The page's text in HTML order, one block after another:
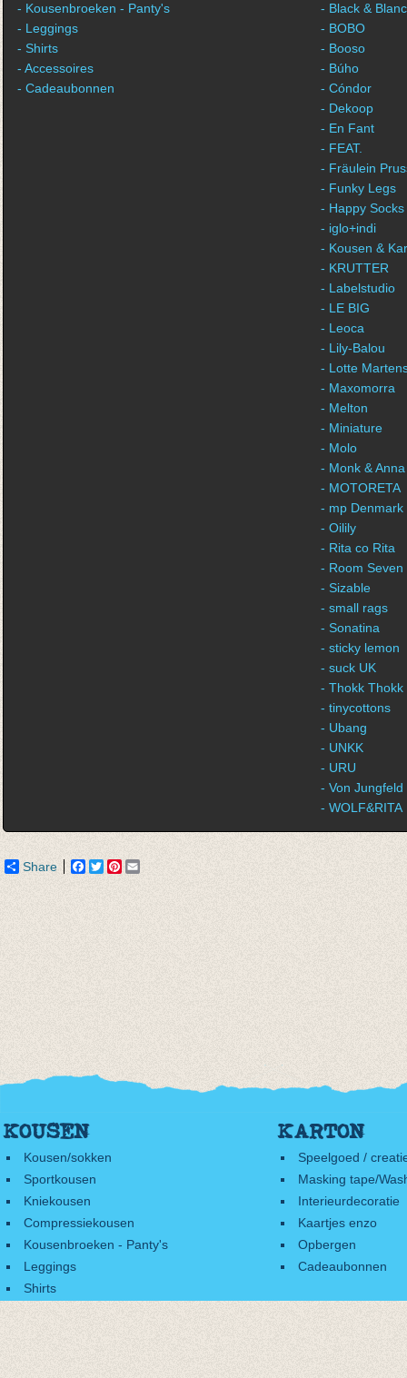
- Kousenbroeken - Panty's
- Leggings
- Shirts
- Accessoires
- Cadeaubonnen
- Black &
- BOBO
- Booso
- Búho
- Cóndor
- Dekoop
- En Fant
- FEAT.
- Fräulein
- Funky Legs
- Happy Socks
- iglo+indi
- Kousen &
- KRUTTER
- Labelstudio
- LE BIG
- Leoca
- Lily-Balou
- Lotte
- Maxomorra
- Melton
- Miniature
- Molo
- Monk & Anna
- MOTORETA
- mp Denmark
- Oilily
- Rita co Rita
- Room Seven
- Sizable
- small rags
- Sonatina
- sticky lemon
- suck UK
- Thokk Thokk
- tinycottons
- Ubang
- UNKK
- URU
- Von Jungfeld
- WOLF&RITA
Share Facebook
TwitterPinterest
KOUSEN
Kousen/sokken
Sportkousen
Kniekousen
Compressiekousen
Kousenbroeken - Panty's
Leggings
Shirts
KARTON
Speelgoed /
Masking tape/
Interieurdecoratie
Kaartjes enzo
Opbergen
Cadeaubonnen